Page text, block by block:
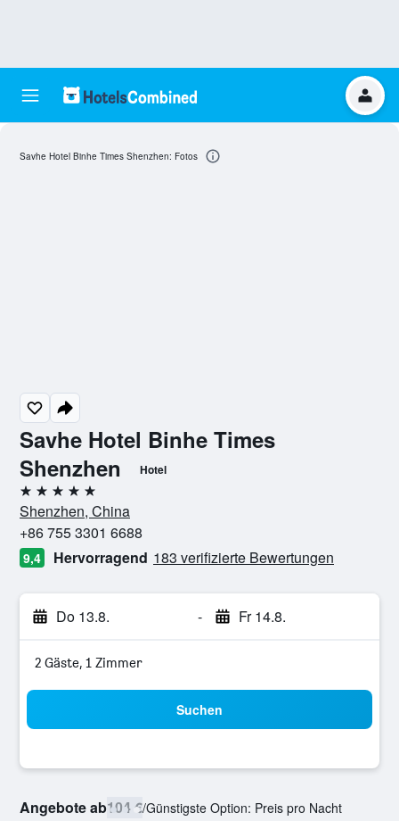
Savhe Hotel Binhe Times
Shenzhen
Hotel
5 Sterne
Shenzhen, China
+86 755 3301 6688
9,4 Hervorragend 183 verifizierte Bewertungen
Do 13.8. - Fr 14.8.
2 Gäste, 1 Zimmer
Suchen
Angebote ab104 €/Günstigste Option: Preis pro Nacht
Savhe Hotel Binhe Times Shenzhen: Fotos